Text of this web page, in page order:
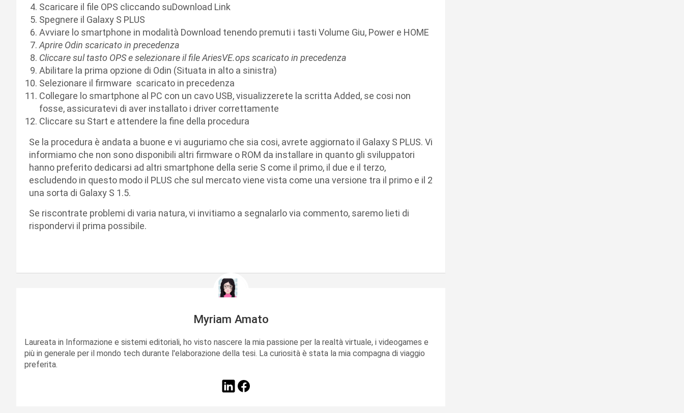
Scaricare il file OPS cliccando suDownload Link
Spegnere il Galaxy S PLUS
Avviare lo smartphone in modalità Download tenendo premuti i tasti Volume Giu, Power e HOME
Aprire Odin scaricato in precedenza
Cliccare sul tasto OPS e selezionare il file AriesVE.ops scaricato in precedenza
Abilitare la prima opzione di Odin (Situata in alto a sinistra)
Selezionare il firmware scaricato in precedenza
Collegare lo smartphone al PC con un cavo USB, visualizzerete la scritta Added, se cosi non
fosse, assicuratevi di aver installato i driver correttamente
Cliccare su Start e attendere la fine della procedura
Se la procedura è andata a buone e vi auguriamo che sia cosi, avrete aggiornato il Galaxy S PLUS. Vi
informiamo che non sono disponibili altri firmware o ROM da installare in quanto gli sviluppatori
hanno preferito dedicarsi ad altri smartphone della serie S come il primo, il due e il terzo,
escludendo in questo modo il PLUS che sul mercato viene vista come una versione tra il primo e il 2
una sorta di Galaxy S 1.5.
Se riscontrate problemi di varia natura, vi invitiamo a segnalarlo via commento, saremo lieti di
rispondervi il prima possibile.
Myriam Amato
Laureata in Informazione e sistemi editoriali, ho visto nascere la mia passione per la realtà virtuale, i videogames e
più in generale per il mondo tech durante l'elaborazione della tesi. La curiosità è stata la mia compagna di viaggio
preferita.